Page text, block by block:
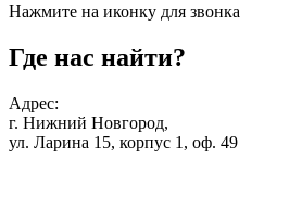
Нажмите на иконку для звонка
Где нас найти?
Адрес:
г. Нижний Новгород,
ул. Ларина 15, корпус 1, оф. 49